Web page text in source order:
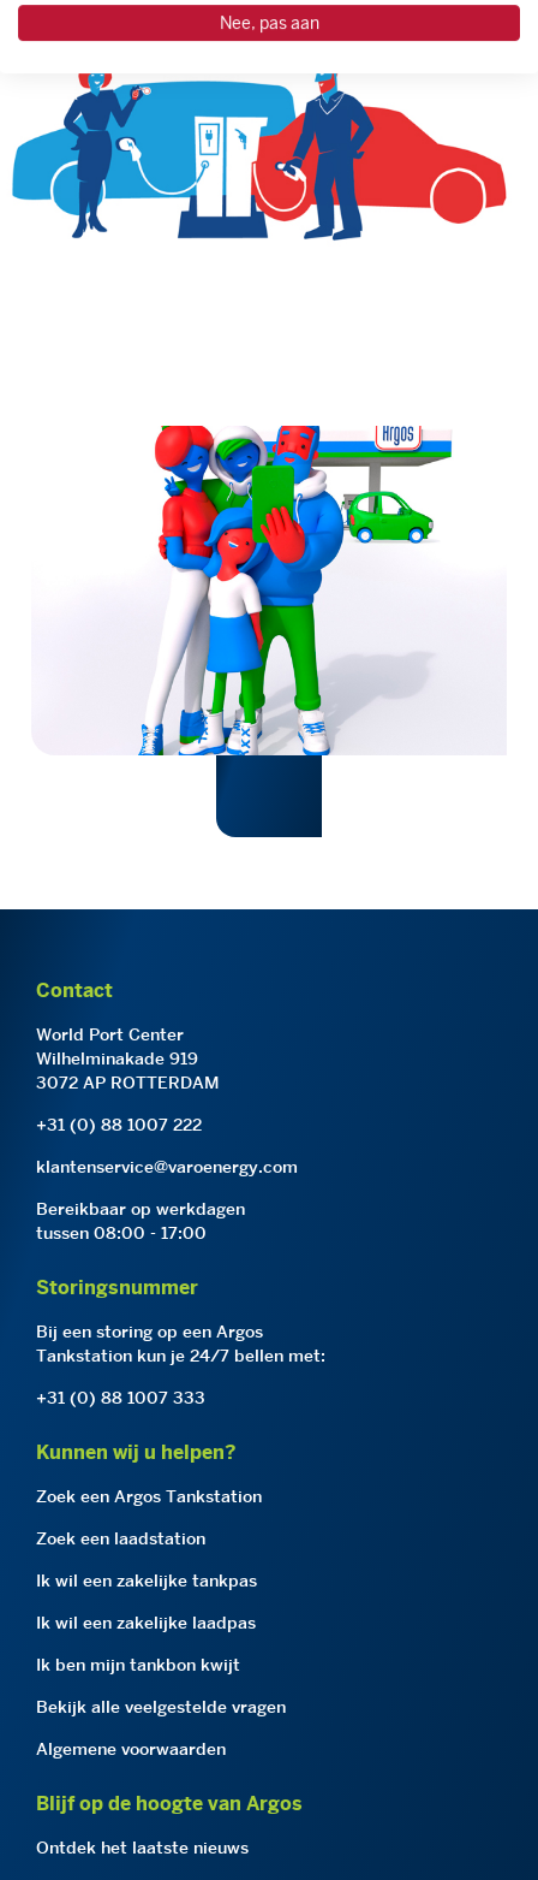
Contact
World Port Center
Wilhelminakade 919
3072 AP ROTTERDAM
+31 (0) 88 1007 222
klantenservice@varoenergy.com
Bereikbaar op werkdagen
tussen 08:00 - 17:00
Storingsnummer
Bij een storing op een Argos
Tankstation kun je 24/7 bellen met:
+31 (0) 88 1007 333
Kunnen wij u helpen?
Zoek een Argos Tankstation
Zoek een laadstation
Ik wil een zakelijke tankpas
Ik wil een zakelijke laadpas
Ik ben mijn tankbon kwijt
Bekijk alle veelgestelde vragen
Algemene voorwaarden
Blijf op de hoogte van Argos
Ontdek het laatste nieuws
Nee, pas aan